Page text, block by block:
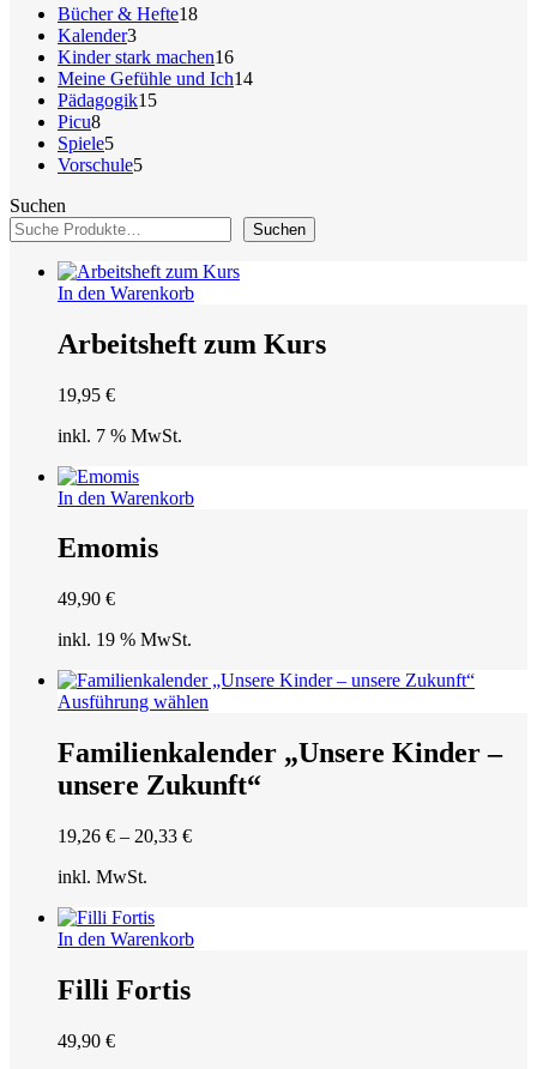
Bücher & Hefte1818
Kalender33
Produkte
Kinder stark machen1616
Produkte
Meine Gefühle und Ich1414
Pädagogik1515
Picu88
Produkte
Spiele55
Produkte
Vorschule55
Suchen
Suchen
In den Warenkorb
Arbeitsheft zum Kurs
19,95 €
inkl. 7 % MwSt.
In den Warenkorb
Emomis
49,90 €
inkl. 19 % MwSt.
Ausführung wählen
weist
mehrere
Varianten
Familienkalender „Unsere Kinder –
unsere Zukunft“
19,26 € – 20,33 €
inkl. MwSt.
In den Warenkorb
Filli Fortis
49,90 €